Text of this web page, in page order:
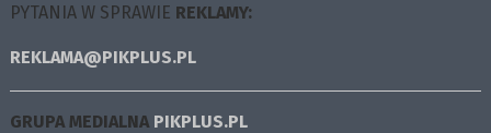
PYTANIA W SPRAWIE REKLAMY:
REKLAMA@PIKPLUS.PL
GRUPA MEDIALNA PIKPLUS.PL